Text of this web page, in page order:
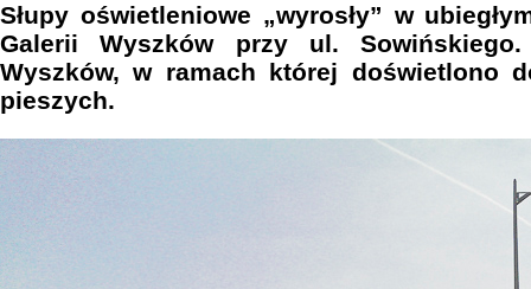
Słupy oświetleniowe „wyrosły” w
Galerii Wyszków przy ul.
Wyszków, w ramach której doświetlono
pieszych.